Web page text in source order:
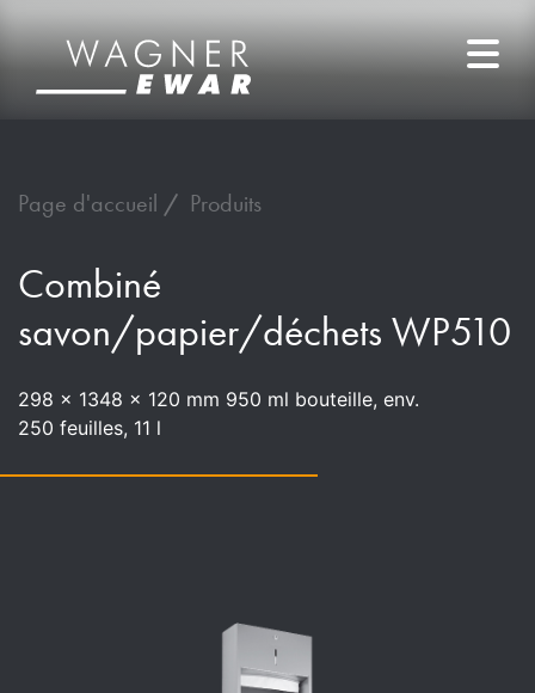
Page d'accueil Produits
Combiné
savon/papier/déchets WP510
298 x 1348 x 120 mm 950 ml bouteille, env.
250 feuilles, 11 l